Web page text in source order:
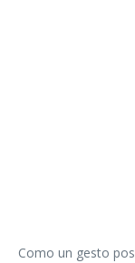
Como un gesto